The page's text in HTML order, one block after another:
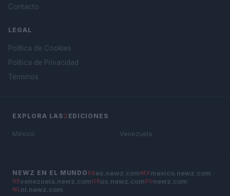
Contacto
LEGAL
Política de Cookies
Política de Privacidad
Términos
EXPLORA LAS 2 EDICIONES
México Venezuela
NEWZ EN EL MUNDO ESes.newz.com MXmexico.newz.com
VEvenezuela.newz.com USus.newz.com EUnewz.com
NLnl.newz.com